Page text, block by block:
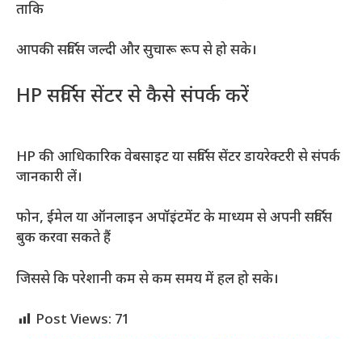
ताकि
आपकी सर्विस जल्दी और सुचारू रूप से हो सके।
HP सर्विस सेंटर से कैसे संपर्क करें
HP की आधिकारिक वेबसाइट या सर्विस सेंटर डायरेक्टरी से संपर्क
जानकारी लें।
फोन, ईमेल या ऑनलाइन अपॉइंटमेंट के माध्यम से अपनी सर्विस
बुक करवा सकते हैं
जिससे कि परेशानी कम से कम समय में हल हो सके।
Post Views: 71